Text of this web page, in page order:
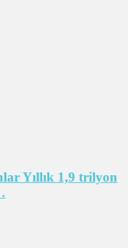
Yıllık 1,9 trilyon